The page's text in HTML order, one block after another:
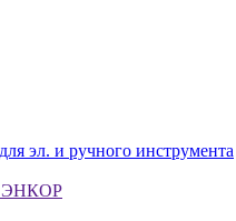
эл. и ручного инструмента
ЭНКОР